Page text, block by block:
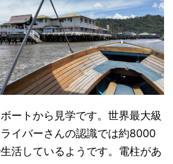
ートから見学です。世界最大級
イバーさんの認識では約8000
活しているようです。電柱があ